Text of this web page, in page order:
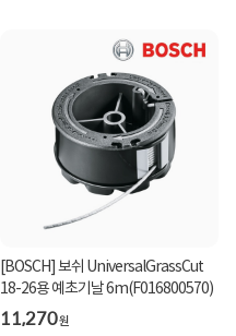
[BOSCH] 보쉬 UniversalGrassCut
18-26용 예초기날 6m(F016800570)
11,270원